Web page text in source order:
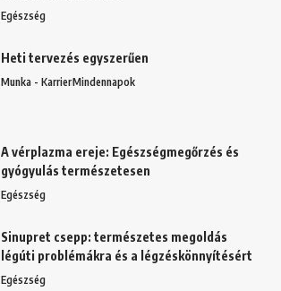
Egészség
Heti tervezés egyszerűen
Munka - KarrierMindennapok
A vérplazma ereje: Egészségmegőrzés és
gyógyulás természetesen
Egészség
Sinupret csepp: természetes megoldás
légúti problémákra és a légzéskönnyítésért
Egészség